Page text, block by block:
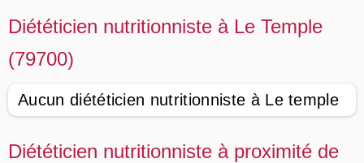
Diététicien nutritionniste à Le Temple
(79700)
Aucun diététicien nutritionniste à Le temple
Diététicien nutritionniste à proximité de